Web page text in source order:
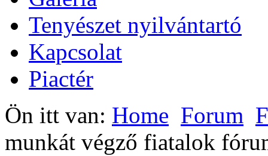
Tenyészet nyilvántartó
Kapcsolat
Piactér
Ön itt van: Home Forum
munkát végző fiatalok